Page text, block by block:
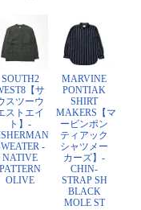
SOUTH2
【サ
スツーウ
ストエイ
ト】-
-
NATIVE
PATTERN
OLIVE
MARVINE
PONTIAK
SHIRT
MAKERS【マ
ービンポン
ティアック
シャツメー
カーズ】-
CHIN-
STRAP SH
BLACK
MOLE ST